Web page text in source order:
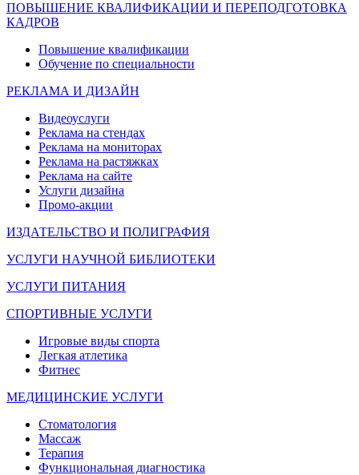
ПОВЫШЕНИЕ КВАЛИФИКАЦИИ И ПЕРЕПОДГОТОВКА
КАДРОВ
Повышение квалификации
Обучение по специальности
РЕКЛАМА И ДИЗАЙН
Видеоуслуги
Реклама на стендах
Реклама на мониторах
Реклама на растяжках
Реклама на сайте
Услуги дизайна
Промо-акции
ИЗДАТЕЛЬСТВО И ПОЛИГРАФИЯ
УСЛУГИ НАУЧНОЙ БИБЛИОТЕКИ
УСЛУГИ ПИТАНИЯ
СПОРТИВНЫЕ УСЛУГИ
Игровые виды спорта
Легкая атлетика
Фитнес
МЕДИЦИНСКИЕ УСЛУГИ
Стоматология
Массаж
Терапия
Функциональная диагностика